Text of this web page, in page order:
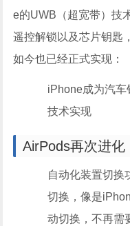
e的UWB（超宽带）技
遥控解锁以及芯片钥匙
如今也已经正式实现：
iPhone成为汽车
技术实现
AirPods再次进化
自动化装置切换
切换，像是
动切换，不再需